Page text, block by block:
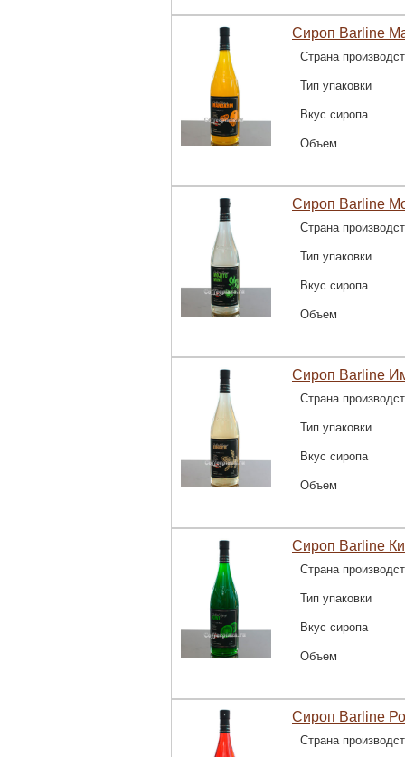
Сироп Barline
Страна
Тип упаковки
Вкус сиропа
Объем
Сироп Barline
Страна
Тип упаковки
Вкус сиропа
Объем
Сироп Barline
Страна
Тип упаковки
Вкус сиропа
Объем
Сироп Barline
Страна
Тип упаковки
Вкус сиропа
Объем
Сироп Barline
Страна